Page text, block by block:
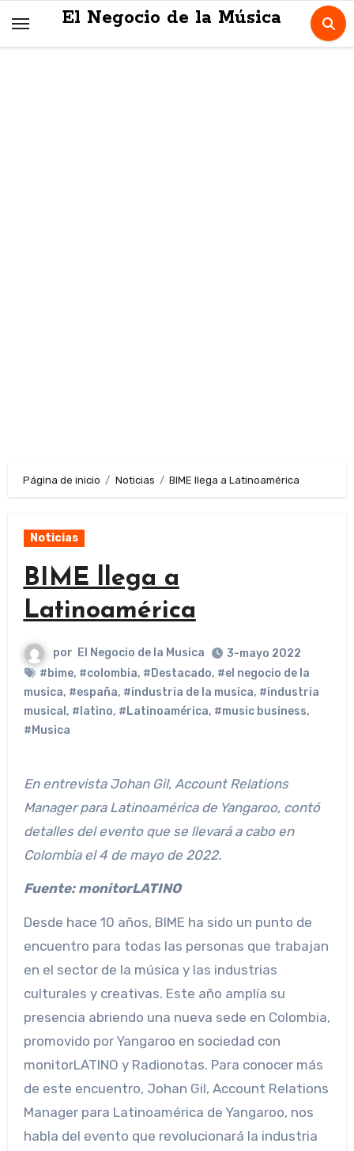
El Negocio de la Música
Página de inicio Noticias BIME llega a Latinoamérica
Noticias
BIME llega a
Latinoamérica
por El Negocio de la Musica
3-mayo 2022
#bime, #colombia, #Destacado, #el negocio de la
musica, #españa, #industria de la musica, #industria
musical , #latino, #Latinoamérica, #music business,
#Musica
En entrevista Johan Gil, Account Relations
Manager para Latinoamérica de Yangaroo, contó
detalles del evento que se llevará a cabo en
Colombia el 4 de mayo de 2022.
Fuente: monitorLATINO
Desde hace 10 años, BIME ha sido un punto de
encuentro para todas las personas que trabajan
en el sector de la música y las industrias
culturales y creativas. Este año amplía su
presencia abriendo una nueva sede en Colombia,
promovido por Yangaroo en sociedad con
monitorLATINO y Radionotas. Para conocer más
de este encuentro, Johan Gil, Account Relations
Manager para Latinoamérica de Yangaroo, nos
habla del evento que revolucionará la industria